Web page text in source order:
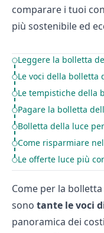
comparare i tuoi
più sostenibile ed
Table of Contents
Leggere la bolletta
Le voci della bolletta
Le tempistiche della
Pagare la bolletta
Bolletta della luce
Come risparmiare
Le offerte luce più
Come per la
sono tante le voci
panoramica dei